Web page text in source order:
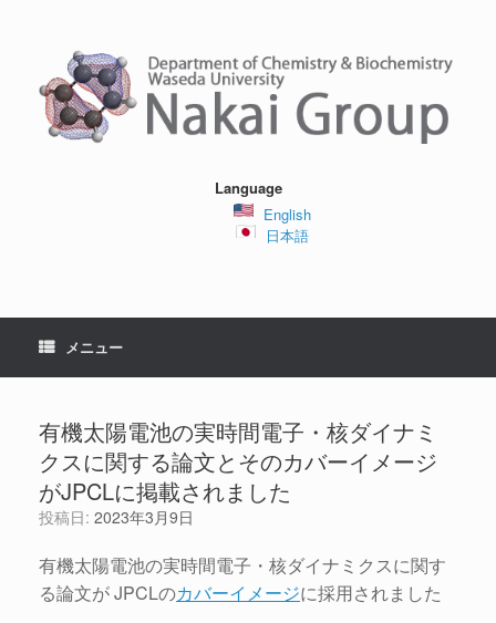
Language
English
日本語
メニュー
有機太陽電池の実時間電子・核ダイナミ
クスに関する論文とそのカバーイメージ
がJPCLに掲載されました
投稿日: 2023年3月9日
有機太陽電池の実時間電子・核ダイナミクスに関す
る論文が JPCLのカバーイメージに採用されました